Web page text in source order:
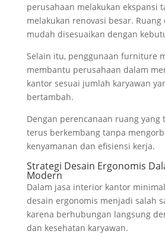
perusahaan melakukan ekspansi
melakukan renovasi besar.
mudah disesuaikan dengan
Selain itu, penggunaan furniture
membantu perusahaan dalam
kantor sesuai jumlah karyawan
bertambah.
Dengan perencanaan ruang yang
terus berkembang tanpa
kenyamanan dan efisiensi kerja.
Strategi Desain Ergonomis
Modern
Dalam jasa interior kantor
desain ergonomis menjadi salah
karena berhubungan langsung
dan kesehatan karyawan.